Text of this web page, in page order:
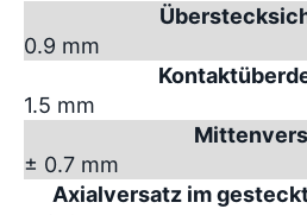
0.9 mm
1.5 mm
± 0.7 mm
Axialversatz im